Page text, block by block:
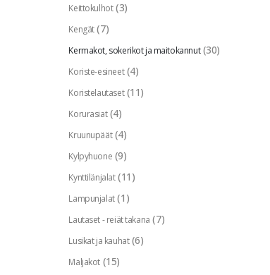
Keittokulhot (3)
Kengät (7)
Kermakot, sokerikot ja maitokannut (30)
Koriste-esineet (4)
Koristelautaset (11)
Korurasiat (4)
Kruunupäät (4)
Kylpyhuone (9)
Kynttilänjalat (11)
Lampunjalat (1)
Lautaset - reiät takana (7)
Lusikat ja kauhat (6)
Maljakot (15)